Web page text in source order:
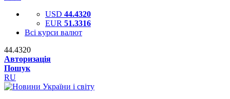
USD 44.4320
EUR 51.3316
Всі курси валют
44.4320
Авторизація
Пошук
RU